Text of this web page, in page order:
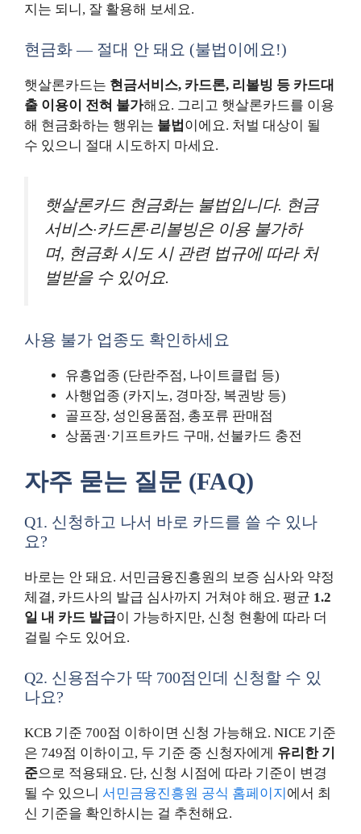
지는 되니, 잘 활용해 보세요.
현금화 — 절대 안 돼요 (불법이에요!)
햇살론카드는 현금서비스, 카드론, 리볼빙 등 카드대
출 이용이 전혀 불가해요. 그리고 햇살론카드를 이용
해 현금화하는 행위는 불법 이에요. 처벌 대상이 될
수 있으니 절대 시도하지 마세요.
햇살론카드 현금화는 불법입니다. 현금
서비스·카드론·리볼빙은 이용 불가하
며, 현금화 시도 시 관련 법규에 따라 처
벌받을 수 있어요.
사용 불가 업종도 확인하세요
유흥업종 (단란주점, 나이트클럽 등)
사행업종 (카지노, 경마장, 복권방 등)
골프장, 성인용품점, 총포류 판매점
상품권·기프트카드 구매, 선불카드 충전
자주 묻는 질문 (FAQ)
Q1. 신청하고 나서 바로 카드를 쓸 수 있나
요?
바로는 안 돼요. 서민금융진흥원의 보증 심사와 약정
체결, 카드사의 발급 심사까지 거쳐야 해요. 평균 1.2
일 내 카드 발급이 가능하지만, 신청 현황에 따라 더
걸릴 수도 있어요.
Q2. 신용점수가 딱 700점인데 신청할 수 있
나요?
KCB 기준 700점 이하이면 신청 가능해요. NICE 기준
은 749점 이하이고, 두 기준 중 신청자에게 유리한 기
준으로 적용돼요. 단, 신청 시점에 따라 기준이 변경
될 수 있으니 서민금융진흥원 공식 홈페이지 에서 최
신 기준을 확인하시는 걸 추천해요.